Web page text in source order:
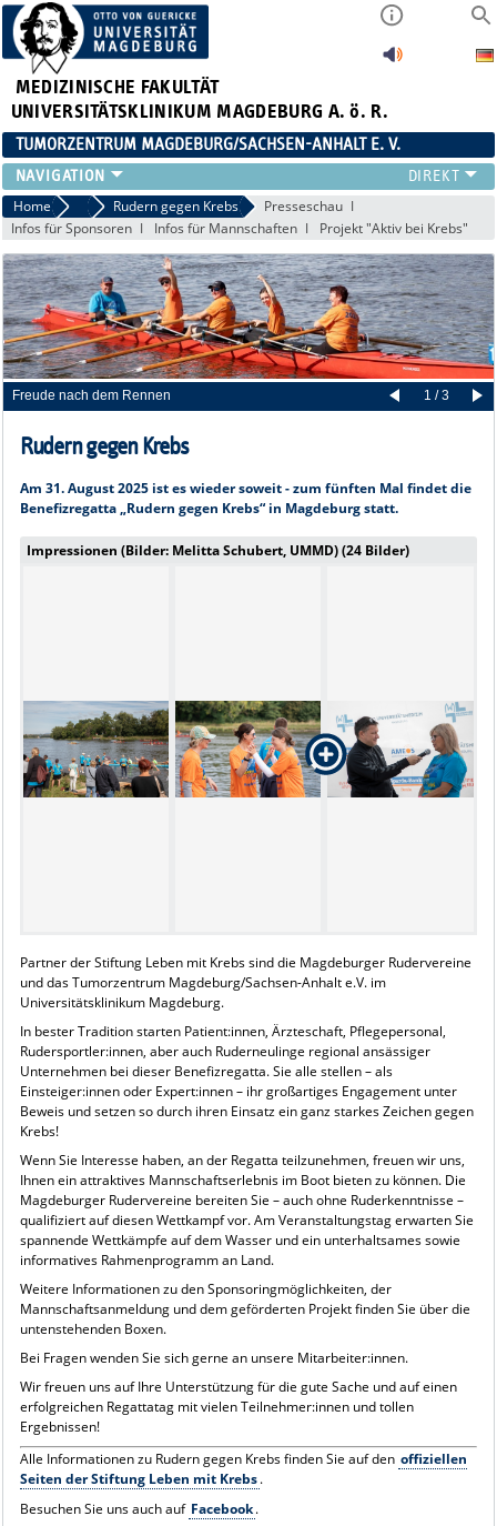
MEDIZINISCHE FAKULTÄT
UNIVERSITÄTSKLINIKUM MAGDEBURG A. ö. R.
TUMORZENTRUM MAGDEBURG/SACHSEN-ANHALT E. V.
ÜBER UNS
TEAM
AKTUELLES
VERANSTALTUNGEN
PROJEKTE
ARBEITSGRUPPEN
KONTAKT
ANMELDUNG HÄMATOLOGISCHER STAMMTISCH 02.09.2026
Home ProjekteRudern gegen Krebs
Presseschau
Infos für Sponsoren
Infos für Mannschaften Projekt "Aktiv bei Krebs"
Freude nach dem Rennen 1 / 3
Rudern gegen Krebs
Am 31. August 2025 ist es wieder soweit - zum fünften Mal findet die
Benefizregatta „Rudern gegen Krebs“ in Magdeburg statt.
Impressionen (Bilder: Melitta Schubert, UMMD) (24 Bilder)
Partner der Stiftung Leben mit Krebs sind die Magdeburger Rudervereine
und das Tumorzentrum Magdeburg/Sachsen-Anhalt e.V. im
Universitätsklinikum Magdeburg.
In bester Tradition starten Patient:innen, Ärzteschaft, Pflegepersonal,
Rudersportler:innen, aber auch Ruderneulinge regional ansässiger
Unternehmen bei dieser Benefizregatta. Sie alle stellen – als
Einsteiger:innen oder Expert:innen – ihr großartiges Engagement unter
Beweis und setzen so durch ihren Einsatz ein ganz starkes Zeichen gegen
Krebs!
Wenn Sie Interesse haben, an der Regatta teilzunehmen, freuen wir uns,
Ihnen ein attraktives Mannschaftserlebnis im Boot bieten zu können. Die
Magdeburger Rudervereine bereiten Sie – auch ohne Ruderkenntnisse –
qualifiziert auf diesen Wettkampf vor. Am Veranstaltungstag erwarten Sie
spannende Wettkämpfe auf dem Wasser und ein unterhaltsames sowie
informatives Rahmenprogramm an Land.
Weitere Informationen zu den Sponsoringmöglichkeiten, der
Mannschaftsanmeldung und dem geförderten Projekt finden Sie über die
untenstehenden Boxen.
Bei Fragen wenden Sie sich gerne an unsere Mitarbeiter:innen.
Wir freuen uns auf Ihre Unterstützung für die gute Sache und auf einen
erfolgreichen Regattatag mit vielen Teilnehmer:innen und tollen
Ergebnissen!
Alle Informationen zu Rudern gegen Krebs finden Sie auf den offiziellen
Seiten der Stiftung Leben mit Krebs.
Besuchen Sie uns auch auf Facebook.